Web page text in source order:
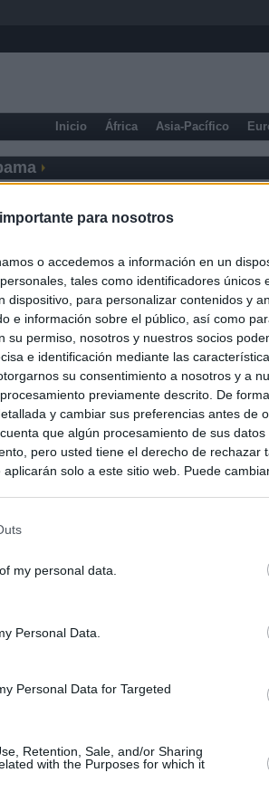
para nosotros
o accedemos a información en un
tales como identificadores únicos
dispositivo, para personalizar contenidos y
e información sobre el público, así como
su permiso, nosotros y nuestros socios
e identificación mediante las
su consentimiento a nosotros y a
previamente descrito. De
y cambiar sus preferencias antes de
que algún procesamiento de sus
pero usted tiene el derecho de rechazar
solo a este sitio web. Puede
my personal data.
Personal Data.
Personal Data for Targeted
Retention, Sale, and/or Sharing
with the Purposes for which it
Inicio África Asia-Pacífico
los controles a viajeros de
los controles a viajeros de